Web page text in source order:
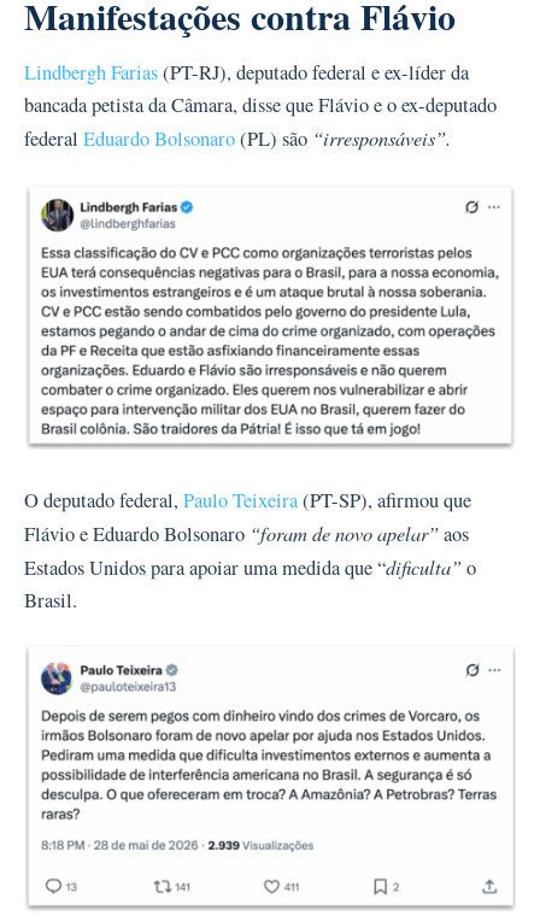
Manifestações contra Flávio
Lindbergh Farias(PT-RJ), deputado federal e ex-líder da
bancada petista da Câmara, disse que Flávio e o ex-deputado
federal Eduardo Bolsonaro(PL) são “irresponsáveis”.
O deputado federal, Paulo Teixeira(PT-SP), afirmou que
Flávio e Eduardo Bolsonaro “foram de novo apelar”aos
Estados Unidos para apoiar uma medida que “dificulta”o
Brasil.